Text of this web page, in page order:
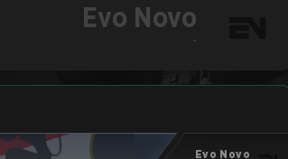
Evo Novo
-
Evo Novo